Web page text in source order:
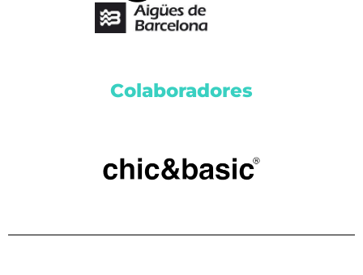
Colaboradores